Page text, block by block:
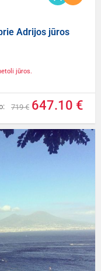
Adrijos jūros
jūros.
719 € 647.10 €